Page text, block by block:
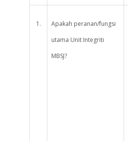
1.
Apakah peranan/fungsi
utama Unit Integriti
MBSJ?